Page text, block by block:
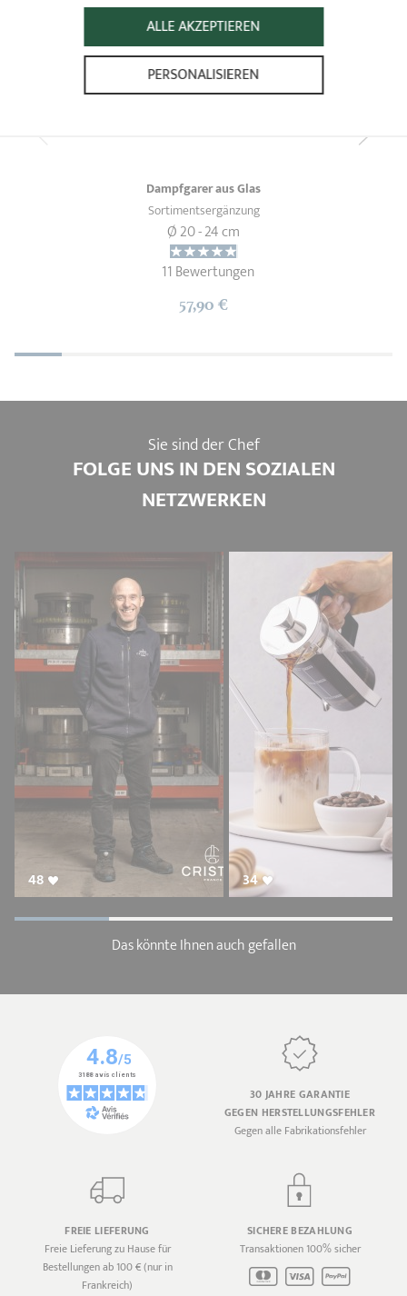
Dampfgarer aus Glas
Sortimentsergänzung
Ø 20 - 24 cm
11 Bewertungen
57,90 €
Sie sind der Chef
FOLGE UNS IN DEN SOZIALEN
NETZWERKEN
48 34
Das könnte Ihnen auch gefallen
30 JAHRE GARANTIE
GEGEN HERSTELLUNGSFEHLER
Gegen alle Fabrikationsfehler
FREIE LIEFERUNG
Freie Lieferung zu Hause für
Bestellungen ab 100 € (nur in
Frankreich)
SICHERE BEZAHLUNG
Transaktionen 100% sicher
ALLE AKZEPTIEREN
PERSONALISIEREN